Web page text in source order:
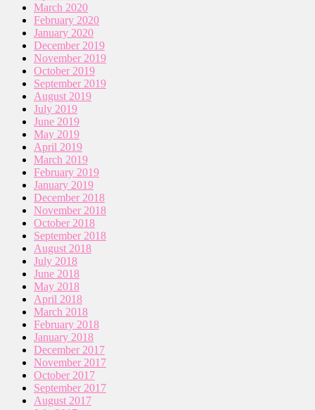
March 2020
February 2020
January 2020
December 2019
November 2019
October 2019
September 2019
August 2019
July 2019
June 2019
May 2019
April 2019
March 2019
February 2019
January 2019
December 2018
November 2018
October 2018
September 2018
August 2018
July 2018
June 2018
May 2018
April 2018
March 2018
February 2018
January 2018
December 2017
November 2017
October 2017
September 2017
August 2017